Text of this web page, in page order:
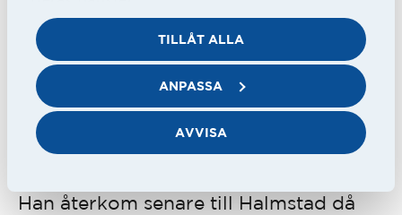
TILLÅT ALLA
ANPASSA
AVVISA
I sista hemmamatchen mot BK Häcken
gjorde han sin sista allsvenska match
då han lämnade HBK för att åter spela
med Lyngby.
Han återkom senare till Halmstad då